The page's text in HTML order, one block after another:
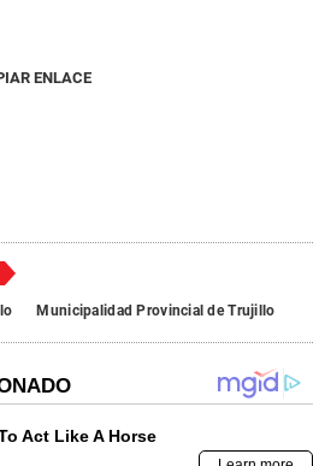
ENLACE
Municipalidad Provincial de Trujillo